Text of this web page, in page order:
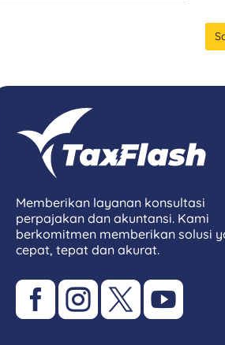
Memberikan layanan konsultasi
perpajakan dan akuntansi. Kami
berkomitmen memberikan solusi
cepat, tepat dan akurat.
